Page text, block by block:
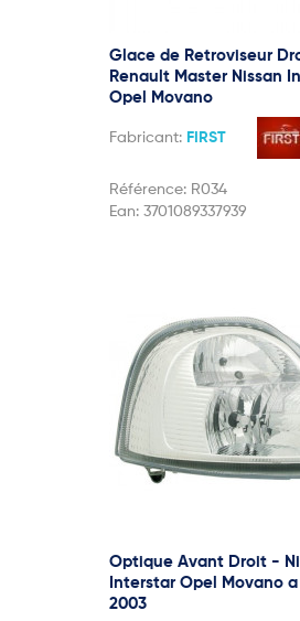
Glace de Retroviseur
Renault Master Nissan
Opel Movano
Fabricant: FIRST
Référence: R034
Ean: 3701089337939
Optique Avant Droit -
Interstar Opel Movano
2003